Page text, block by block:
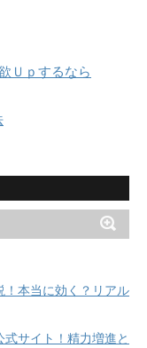
Ｕｐするなら
！本当に効く？リアル
サイト！精力増進と